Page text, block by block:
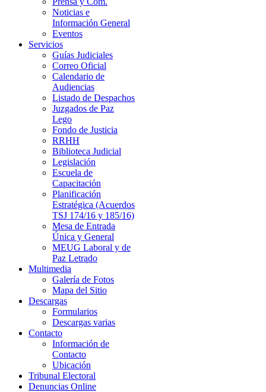
Noticias e
Información General
Eventos
Servicios
Guías Judiciales
Correo Oficial
Calendario de
Audiencias
Listado de Despachos
Juzgados de Paz
Lego
Fondo de Justicia
RRHH
Biblioteca Judicial
Legislación
Escuela de
Capacitación
Planificación
Estratégica (Acuerdos
TSJ 174/16 y 185/16)
Mesa de Entrada
Única y General
MEUG Laboral y de
Paz Letrado
Multimedia
Galería de Fotos
Mapa del Sitio
Descargas
Formularios
Descargas varias
Contacto
Información de
Contacto
Ubicación
Tribunal Electoral
Denuncias Online